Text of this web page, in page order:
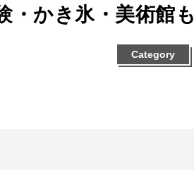
・かき氷・美術館も
Category